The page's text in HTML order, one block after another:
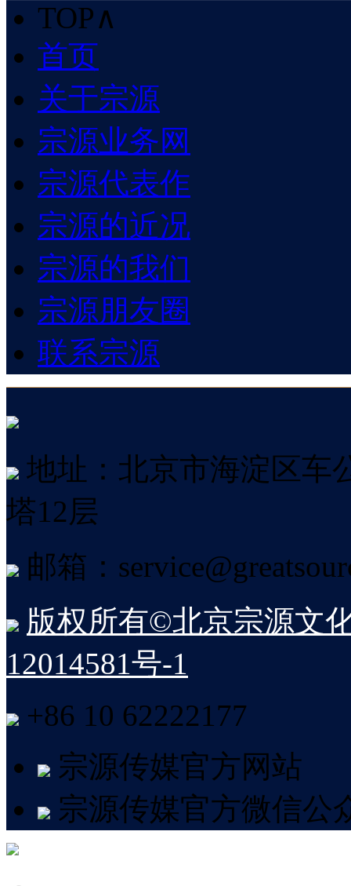
TOP∧
首页
关于宗源
宗源业务网
宗源代表作
宗源的近况
宗源的我们
宗源朋友圈
联系宗源
地址：北京市海淀区车
塔12层
邮箱：
版权所有©北京宗源文
12014581号-1
+86 10 62222177
宗源传媒官方网站
宗源传媒官方微信公